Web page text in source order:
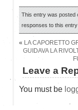
This entry was posted
responses to this
« LA CAPORETTO
GUIDAVA LA
Leave a
You must be